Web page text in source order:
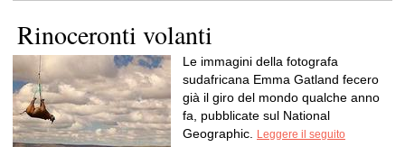
Rinoceronti volanti
Le immagini della fotografa
sudafricana Emma Gatland fecero
già il giro del mondo qualche anno
fa, pubblicate sul National
Geographic.
Leggere il seguito